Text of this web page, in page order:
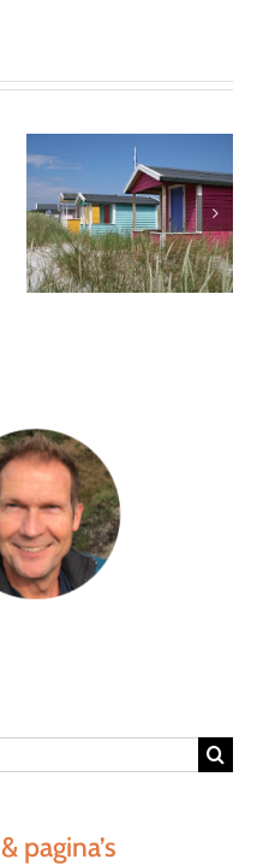
Devon: zes weken op
pad voor een
wandelgids
pagina’s